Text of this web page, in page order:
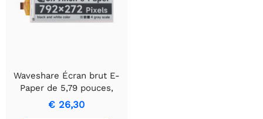
Waveshare Écran brut E-
Paper de 5,79 pouces,
afficheur e-ink, 792x272,
Noir/Blanc,
€ 26,30